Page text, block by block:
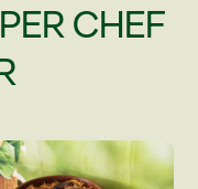
CHEF